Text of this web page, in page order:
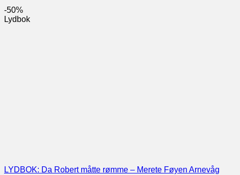
-50%
Lydbok
LYDBOK: Da Robert måtte rømme – Merete Føyen Arnevåg